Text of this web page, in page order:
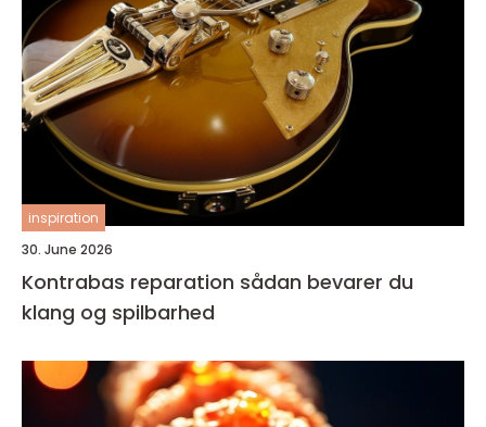
inspiration
30. June 2026
Kontrabas reparation sådan bevarer du
klang og spilbarhed